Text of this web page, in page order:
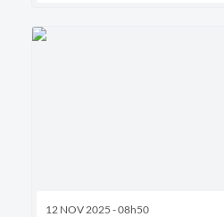
12 NOV 2025 - 08h50